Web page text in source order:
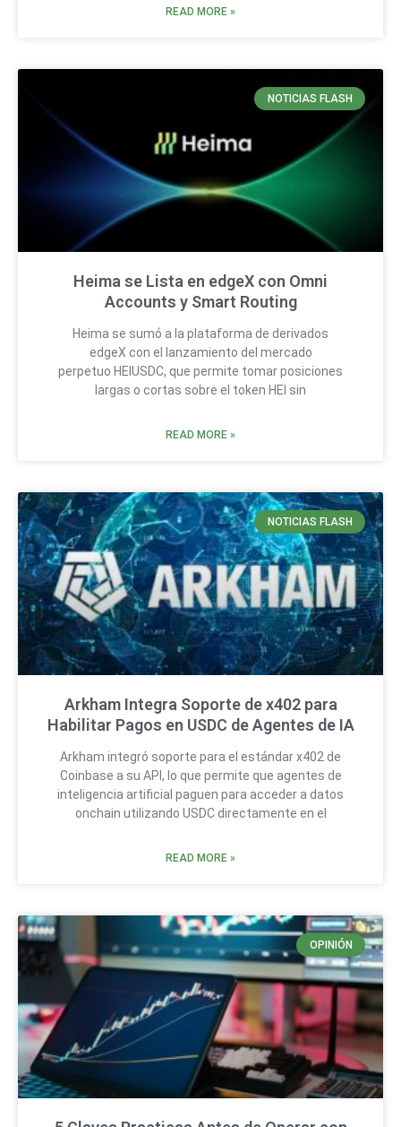
READ MORE »
NOTICIAS FLASH
Heima se Lista en edgeX con Omni
Accounts y Smart Routing
Heima se sumó a la plataforma de derivados
edgeX con el lanzamiento del mercado
perpetuo HEIUSDC, que permite tomar posiciones
largas o cortas sobre el token HEI sin
READ MORE »
NOTICIAS FLASH
Arkham Integra Soporte de x402 para
Habilitar Pagos en USDC de Agentes de IA
Arkham integró soporte para el estándar x402 de
Coinbase a su API, lo que permite que agentes de
inteligencia artificial paguen para acceder a datos
onchain utilizando USDC directamente en el
READ MORE »
OPINIÓN